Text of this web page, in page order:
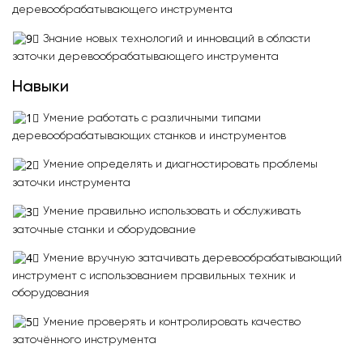
деревообрабатывающего инструмента
Знание новых технологий и инноваций в области
заточки деревообрабатывающего инструмента
Навыки
Умение работать с различными типами
деревообрабатывающих станков и инструментов
Умение определять и диагностировать проблемы
заточки инструмента
Умение правильно использовать и обслуживать
заточные станки и оборудование
Умение вручную затачивать деревообрабатывающий
инструмент с использованием правильных техник и
оборудования
Умение проверять и контролировать качество
заточённого инструмента